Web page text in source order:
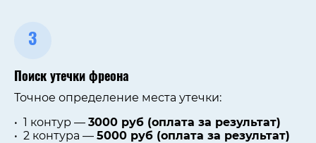
3
Поиск утечки фреона
Точное определение места утечки:
1 контур — 3000 руб (оплата за результат)
2 контура — 5000 руб (оплата за результат)